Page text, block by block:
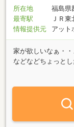
所在地
福島県
最寄駅
ＪＲ
情報提供元
アット
家が欲しいなぁ・
などなどちょっと
続」 は家族のこと
場でご準備させて
で、お買い物帰り
不在の際は、会社
す。